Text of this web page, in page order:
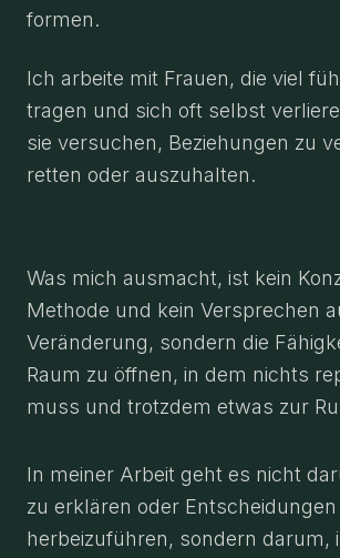
formen.
Ich arbeite mit Frauen, die viel
tragen und sich oft selbst
sie versuchen, Beziehungen zu
retten oder auszuhalten.
Was mich ausmacht, ist kein
Methode und kein Versprechen
Veränderung, sondern die
Raum zu öffnen, in dem nichts
muss und trotzdem etwas zur
In meiner Arbeit geht es nicht
zu erklären oder Entscheidungen
herbeizuführen, sondern darum,